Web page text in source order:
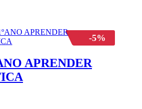
-5%
APRENDER